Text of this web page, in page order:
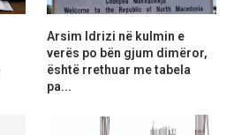
Arsim Idrizi në kulmin e
verës po bën gjum dimëror,
është rrethuar me tabela
pa...